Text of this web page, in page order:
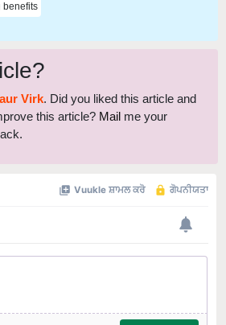
benefits
Virk. Did you liked this article and
this article? Mail me your